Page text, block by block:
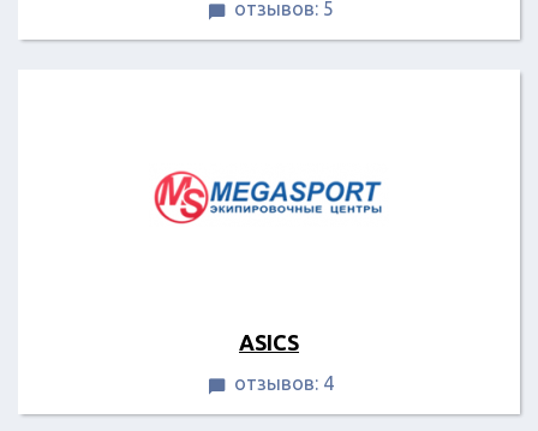
 отзывов: 5
ASICS
 отзывов: 4